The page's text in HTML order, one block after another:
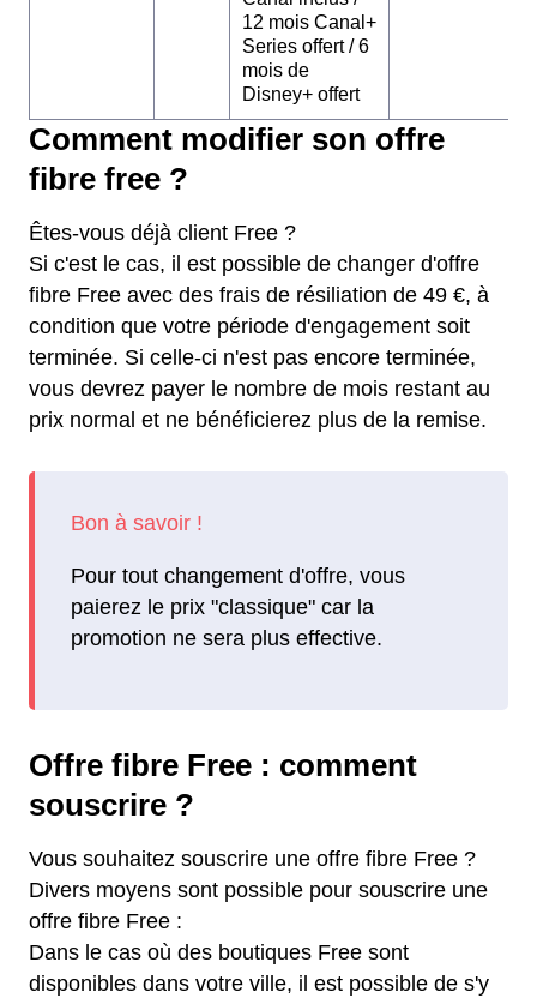
12 mois Canal+
Series offert / 6
mois de
Disney+ offert
Comment modifier son offre
fibre free ?
Êtes-vous déjà client Free ?
Si c'est le cas, il est possible de changer d'offre
fibre Free avec des frais de résiliation de 49 €, à
condition que votre période d'engagement soit
terminée. Si celle-ci n'est pas encore terminée,
vous devrez payer le nombre de mois restant au
prix normal et ne bénéficierez plus de la remise.
Pour tout changement d'offre, vous
paierez le prix "classique" car la
promotion ne sera plus effective.
Offre fibre Free : comment
souscrire ?
Vous souhaitez souscrire une offre fibre Free ?
Divers moyens sont possible pour souscrire une
offre fibre Free :
Dans le cas où des boutiques Free sont
disponibles dans votre ville, il est possible de s'y